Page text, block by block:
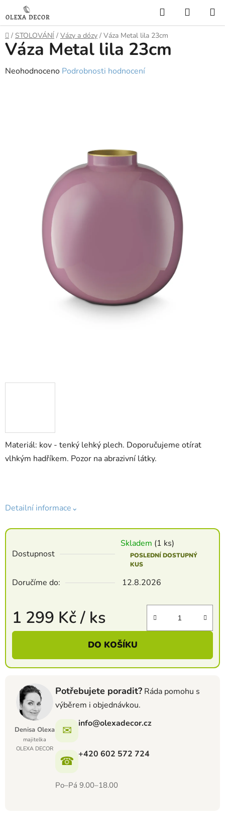
na
obsah
Hledat
KOŠÍK
Domů
/ STOLOVÁNÍ / Vázy a dózy / Váza Metal lila 23cm
Materiál: kov - tenký lehký plech. Doporučujeme otírat
vlhkým hadříkem. Pozor na abrazivní látky.
Detailní informace⌄
Dostupnost
Skladem (1 ks)
POSLEDNÍ DOSTUPNÝ
KUS
Doručíme do: 12.8.2026
1 299 Kč/ ks
Měrná cena:
DO KOŠÍKU
Denisa Olexa
majitelka
OLEXA DECOR
Potřebujete poradit? Ráda pomohu s
výběrem i objednávkou.
✉ info@olexadecor.cz
☎ +420 602 572 724
Po–Pá 9.00–18.00
Váza Metal lila 23cm
Průměrné
Neohodnoceno Podrobnosti hodnocení